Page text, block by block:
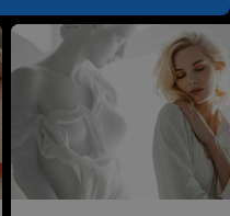
мочеиспускания),
до 39–
рвота, боли
мышцах.
рекомендуется
урологи ведут также